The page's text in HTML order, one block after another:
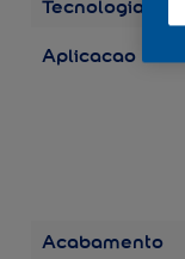
Aplicacao
Acabamento